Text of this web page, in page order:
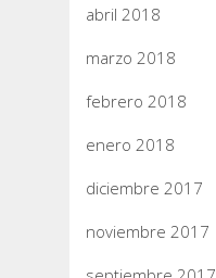
abril 2018
marzo 2018
febrero 2018
enero 2018
diciembre 2017
noviembre 2017